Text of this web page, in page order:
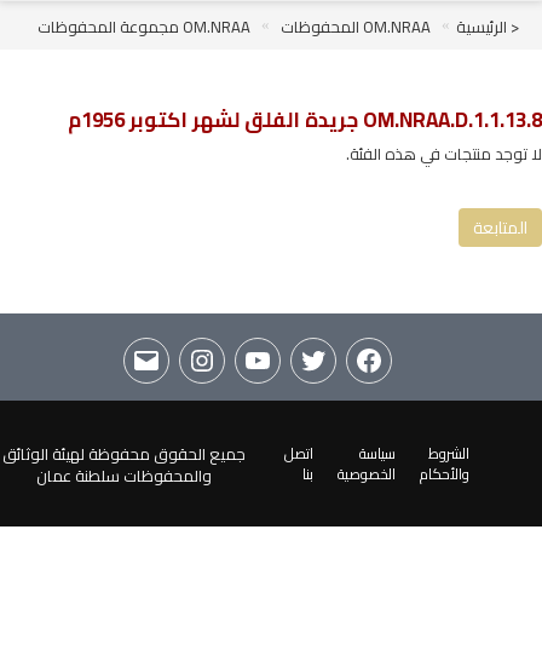
< الرئيسية OM.NRAA المحفوظات
OM.NRAA مجموعة المحفوظات
OM.NRAA.D.1.1 جريدة الفلق والنجاح
OM.NRAA.D.1.1.13 جريدة الفلق 1956م
OM.NRAA.D.1.1.13.8 جريدة الفلق لشهر اكتوبر 1956م
OM.NRAA.D.1.1.13.8 جريدة الفلق لشهر اكتوبر 1956م
لا توجد منتجات في هذه الفئة.
المتابعة
الشروط
والأحكام
سياسة
الخصوصية
اتصل
بنا
جميع الحقوق محفوظة لهيئة الوثائق
والمحفوظات سلطنة عمان